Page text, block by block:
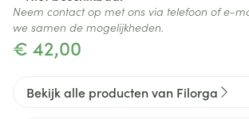
€ 42,00
Neem contact op met ons via telefoon of e-
we samen de mogelijkheden.
Bekijk alle producten van Filorga